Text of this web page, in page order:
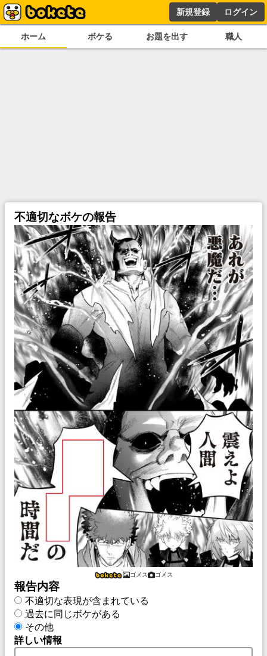
新規登録 ログイン
ホーム ボケる お題を出す 職人
不適切なボケの報告
ゴメス ゴメス
報告内容
不適切な表現が含まれている
過去に同じボケがある
その他
詳しい情報